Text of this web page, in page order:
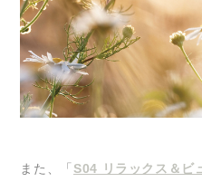
また、「 S04 リラックス＆ビ